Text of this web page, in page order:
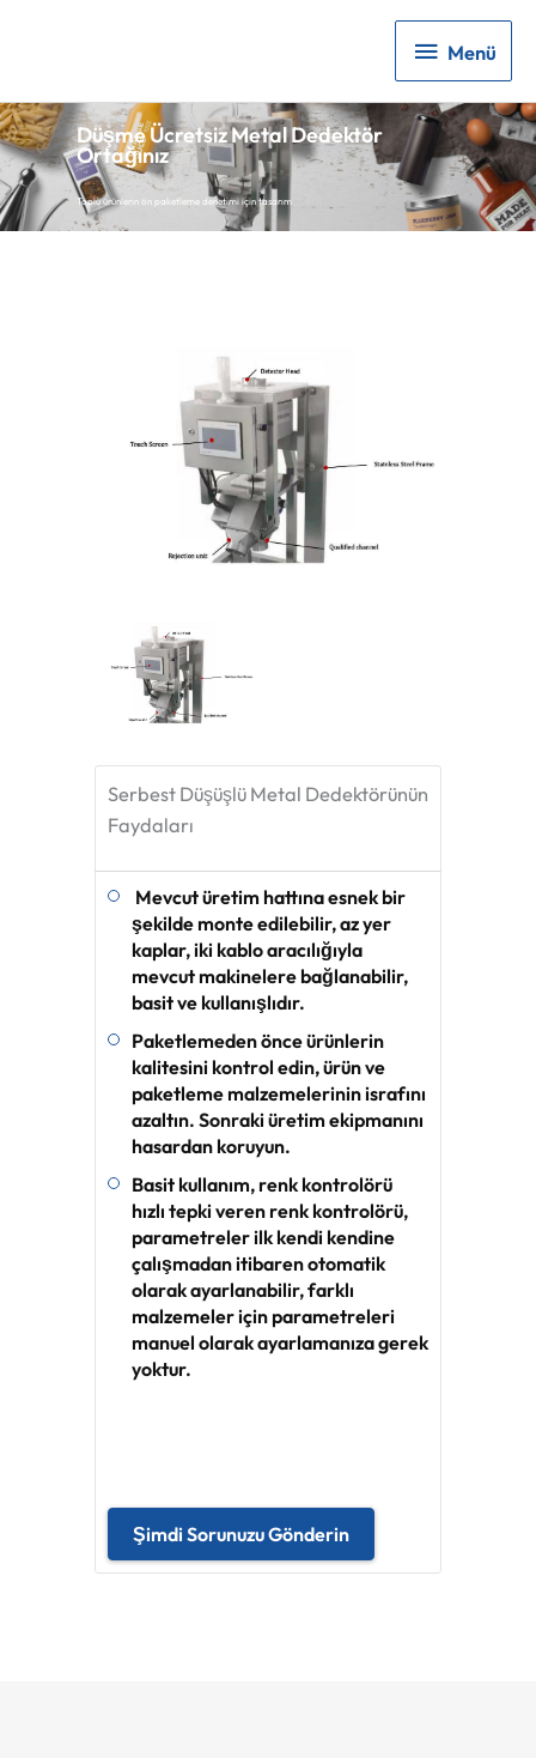
Menü
Menü
Düşme Ücretsiz Metal Dedektör
Ortağınız
Toplu ürünlerin ön paketleme denetimi için tasarım
Serbest Düşüşlü Metal Dedektörünün
Faydaları
Mevcut üretim hattına esnek bir
şekilde monte edilebilir, az yer
kaplar, iki kablo aracılığıyla
mevcut makinelere bağlanabilir,
basit ve kullanışlıdır.
Paketlemeden önce ürünlerin
kalitesini kontrol edin, ürün ve
paketleme malzemelerinin israfını
azaltın. Sonraki üretim ekipmanını
hasardan koruyun.
Basit kullanım, renk kontrolörü
hızlı tepki veren renk kontrolörü,
parametreler ilk kendi kendine
çalışmadan itibaren otomatik
olarak ayarlanabilir, farklı
malzemeler için parametreleri
manuel olarak ayarlamanıza gerek
yoktur.
Şimdi Sorunuzu Gönderin